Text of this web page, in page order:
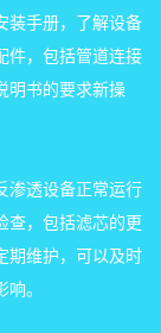
装手册，了解设备
件，包括管道连接
明书的要求新操
渗透设备正常运行
查，包括滤芯的更
期维护，可以及时
。